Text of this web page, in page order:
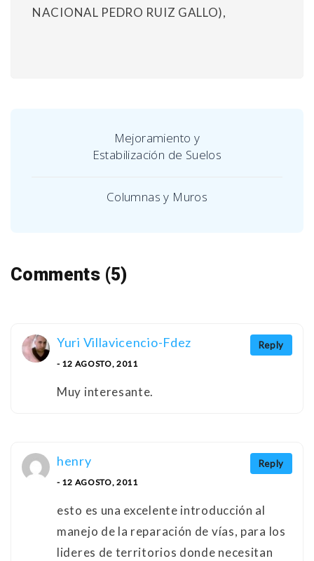
NACIONAL PEDRO RUIZ GALLO),
Mejoramiento y
Estabilización de Suelos
Columnas y Muros
Comments (5)
Reply
Yuri Villavicencio-Fdez
- 12 AGOSTO, 2011
Muy interesante.
Reply
henry
- 12 AGOSTO, 2011
esto es una excelente introducción al
manejo de la reparación de vías, para los
lideres de territorios donde necesitan